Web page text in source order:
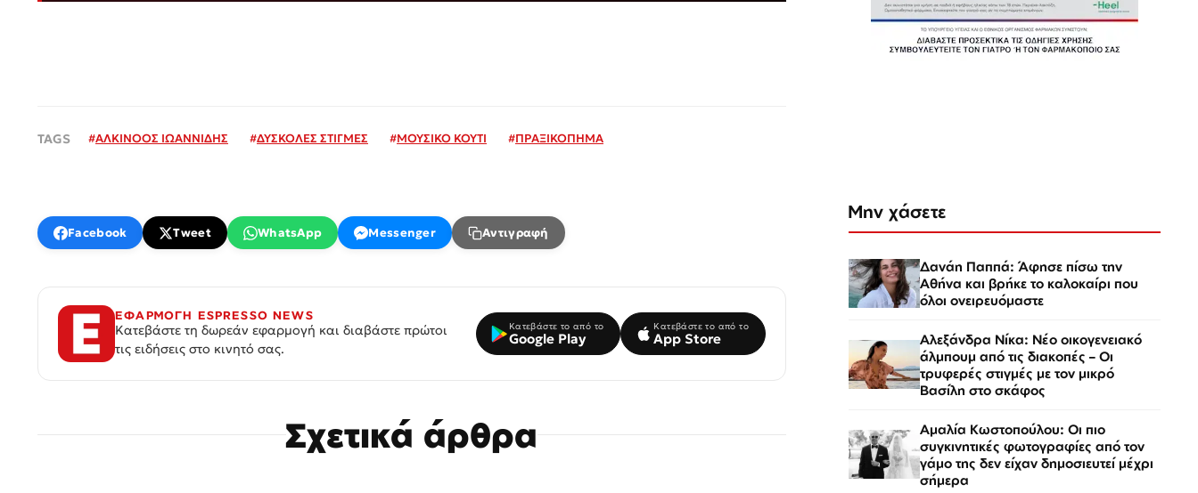
#ΑΛΚΙΝΟΟΣ ΙΩΑΝΝΙΔΗΣ #ΔΥΣΚΟΛΕΣ ΣΤΙΓΜΕΣ #ΜΟΥΣΙΚΟ ΚΟΥΤΙ #ΠΡΑΞΙΚΟΠΗΜΑ
Facebook Tweet WhatsApp Messenger Αντιγραφή
ΕΦΑΡΜΟΓΗ ESPRESSO NEWS
Κατεβάστε τη δωρεάν εφαρμογή και διαβάστε πρώτοι
τις ειδήσεις στο κινητό σας.
Κατεβάστε το από το
Google Play
Κατεβάστε το από το
App Store
Σχετικά άρθρα
Μην χάσετε
Δανάη Παππά: Άφησε πίσω την
Αθήνα και βρήκε το καλοκαίρι που
όλοι ονειρευόμαστε
Αλεξάνδρα Νίκα: Νέο οικογενειακό
άλμπουμ από τις διακοπές – Οι
τρυφερές στιγμές με τον μικρό
Βασίλη στο σκάφος
Αμαλία Κωστοπούλου: Οι πιο
συγκινητικές φωτογραφίες από τον
γάμο της δεν είχαν δημοσιευτεί μέχρι
σήμερα